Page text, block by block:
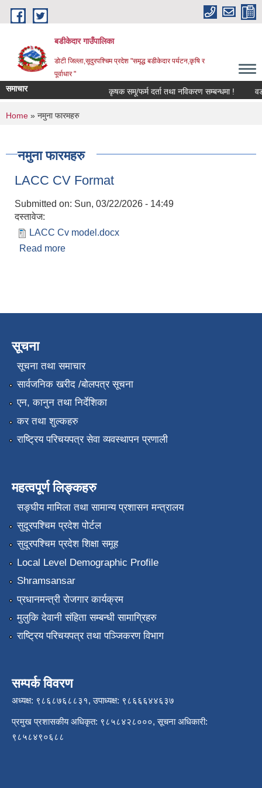
Skip to main content
बडीकेदार गाउँपालिका
डोटी जिल्ला,सूदुरपश्चिम प्रदेश "समृद्ध बडीकेदार पर्यटन,कृषि र
पूर्वाधार "
समाचार कृषक समू/फर्म दर्ता तथा नविकरण सम्बन्धमा !
You are here
Home » नमुना फारमहरु
नमुना फारमहरु
LACC CV Format
Submitted on: Sun, 03/22/2026 - 14:49
दस्तावेज:
LACC Cv model.docx
Read more
सूचना
सूचना तथा समाचार
सार्वजनिक खरीद /बोलपत्र सूचना
एन, कानुन तथा निर्देशिका
कर तथा शुल्कहरु
राष्ट्रिय परिचयपत्र सेवा व्यवस्थापन प्रणाली
महत्वपूर्ण लिङ्कहरु
सङ्‍घीय मामिला तथा सामान्य प्रशासन मन्त्रालय
सुदूरपश्चिम प्रदेश पोर्टल
सुदूरपश्चिम प्रदेश शिक्षा समूह
Local Level Demographic Profile
Shramsansar
प्रधानमन्त्री रोजगार कार्यक्रम
मुलुकि देवानी संहिता सम्बन्धी सामाग्रिहरु
राष्ट्रिय परिचयपत्र तथा पञ्जिकरण विभाग
सम्पर्क विवरण
अध्यक्ष: ९८६८७६८८३१, उपाध्यक्ष: ९८६६६४४६३७
प्रमुख प्रशासकीय अधिकृत: ९८५८४२८०००, सूचना अधिकारी:
९८५८४९०६८८